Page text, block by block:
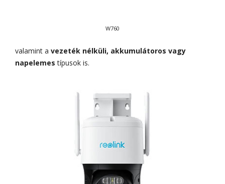
W760
valamint a vezeték nélküli, akkumulátoros vagy
napelemes típusok is.